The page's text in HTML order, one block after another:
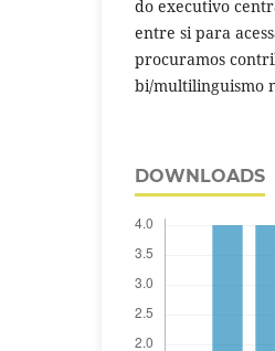
do executivo
entre si para
procuramos
bi/multilinguismo
DOWNLOADS